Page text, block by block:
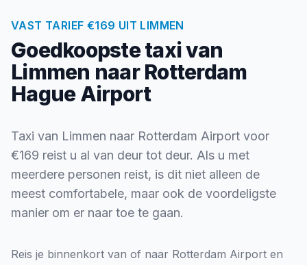
VAST TARIEF €169 UIT LIMMEN
Goedkoopste taxi van
Limmen naar Rotterdam
Hague Airport
Taxi van Limmen naar Rotterdam Airport voor
€169 reist u al van deur tot deur. Als u met
meerdere personen reist, is dit niet alleen de
meest comfortabele, maar ook de voordeligste
manier om er naar toe te gaan.
Reis je binnenkort van of naar Rotterdam Airport en